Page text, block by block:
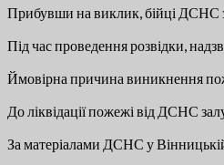
Прибувши на виклик, бійці ДСНС
Під час проведення розвідки,
Ймовірна причина виникнення
До ліквідації пожежі від ДСНС
За матеріалами ДСНС у